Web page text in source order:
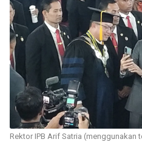
Rektor IPB Arif Satria